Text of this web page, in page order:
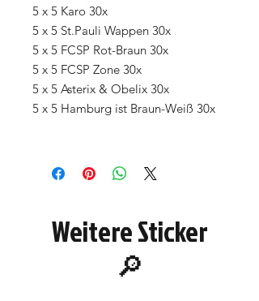
5 x 5 Karo 30x
5 x 5 St.Pauli Wappen 30x
5 x 5 FCSP Rot-Braun 30x
5 x 5 FCSP Zone 30x
5 x 5 Asterix & Obelix 30x
5 x 5 Hamburg ist Braun-Weiß 30x
Weitere Sticker
🔎